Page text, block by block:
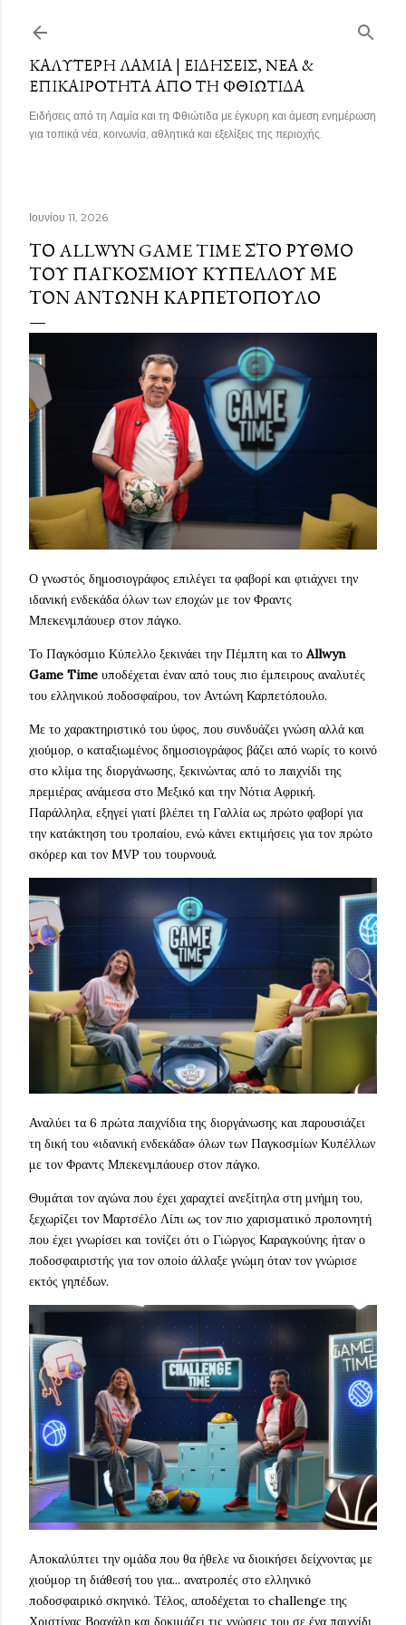
ΚΑΛΎΤΕΡΗ ΛΑΜΊΑ | ΕΙΔΉΣΕΙΣ, ΝΈΑ &
ΕΠΙΚΑΙΡΌΤΗΤΑ ΑΠΌ ΤΗ ΦΘΙΏΤΙΔΑ
Ειδήσεις από τη Λαμία και τη Φθιώτιδα με έγκυρη και άμεση ενημέρωση
για τοπικά νέα, κοινωνία, αθλητικά και εξελίξεις της περιοχής.
Ιουνίου 11, 2026
ΤΟ ALLWYN GAME TIME ΣΤΟ ΡΥΘΜΌ
ΤΟΥ ΠΑΓΚΟΣΜΊΟΥ ΚΥΠΈΛΛΟΥ ΜΕ
ΤΟΝ ΑΝΤΏΝΗ ΚΑΡΠΕΤΌΠΟΥΛΟ
Ο γνωστός δημοσιογράφος επιλέγει τα φαβορί και φτιάχνει την
ιδανική ενδεκάδα όλων των εποχών με τον Φραντς
Μπεκενμπάουερ στον πάγκο.
Το Παγκόσμιο Κύπελλο ξεκινάει την Πέμπτη και το Allwyn
Game Time υποδέχεται έναν από τους πιο έμπειρους αναλυτές
του ελληνικού ποδοσφαίρου, τον Αντώνη Καρπετόπουλο.
Με το χαρακτηριστικό του ύφος, που συνδυάζει γνώση αλλά και
χιούμορ, ο καταξιωμένος δημοσιογράφος βάζει από νωρίς το κοινό
στο κλίμα της διοργάνωσης, ξεκινώντας από το παιχνίδι της
πρεμιέρας ανάμεσα στο Μεξικό και την Νότια Αφρική.
Παράλληλα, εξηγεί γιατί βλέπει τη Γαλλία ως πρώτο φαβορί για
την κατάκτηση του τροπαίου, ενώ κάνει εκτιμήσεις για τον πρώτο
σκόρερ και τον MVP του τουρνουά.
Αναλύει τα 6 πρώτα παιχνίδια της διοργάνωσης και παρουσιάζει
τη δική του «ιδανική ενδεκάδα» όλων των Παγκοσμίων Κυπέλλων
με τον Φραντς Μπεκενμπάουερ στον πάγκο.
Θυμάται τον αγώνα που έχει χαραχτεί ανεξίτηλα στη μνήμη του,
ξεχωρίζει τον Μαρτσέλο Λίπι ως τον πιο χαρισματικό προπονητή
που έχει γνωρίσει και τονίζει ότι ο Γιώργος Καραγκούνης ήταν ο
ποδοσφαιριστής για τον οποίο άλλαξε γνώμη όταν τον γνώρισε
εκτός γηπέδων.
Αποκαλύπτει την ομάδα που θα ήθελε να διοικήσει δείχνοντας με
χιούμορ τη διάθεσή του για... ανατροπές στο ελληνικό
ποδοσφαιρικό σκηνικό. Τέλος, αποδέχεται το challenge της
Χριστίνας Βραχάλη και δοκιμάζει τις γνώσεις του σε ένα παιχνίδι